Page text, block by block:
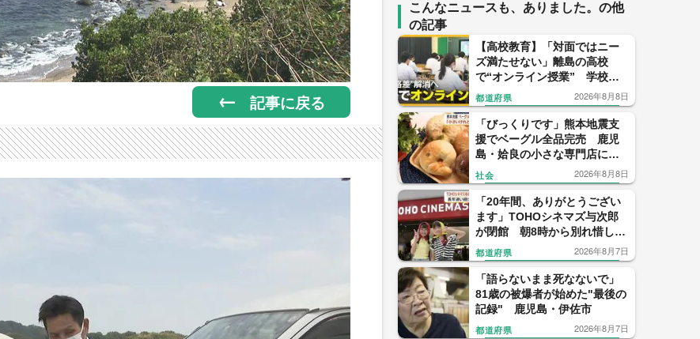
記事に戻る
こんなニュースも、ありました。の他
の記事
【高校教育】「対面ではニー
ズ満たせない」離島の高校
で“オンライン授業” 学校の
小規模化進む中“教育格差”解
消へ
都道府県 2026年8月8日
「びっくりです」熊本地震支
援でベーグル全品完売 鹿児
島・姶良の小さな専門店に
人々が集った理由
社会 2026年8月8日
「20年間、ありがとうござい
ます」TOHOシネマズ与次郎
が閉館 朝8時から別れ惜しむ
ファンも【鹿児島】
都道府県 2026年8月7日
「語らないまま死なないで」
81歳の被爆者が始めた"最後の
記録" 鹿児島・伊佐市
都道府県 2026年8月7日